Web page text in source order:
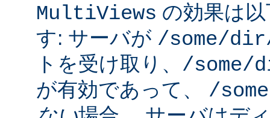
MultiViews の効果は
す: サーバが /some/
トを受け取り、 /some/
が有効であって、 /